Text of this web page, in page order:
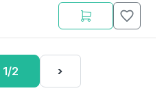
1/2 ›